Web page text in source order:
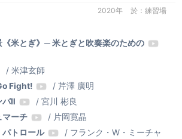
2020年 練習場
《米とぎ》─ 米とぎと吹奏楽のための
/ 米津玄師
Fight!
/ 芹澤 廣明
バⅡ
/ 宮川 彬良
マーチ
/ 片岡寛晶
パトロール
/ フランク・W・ミーチャ